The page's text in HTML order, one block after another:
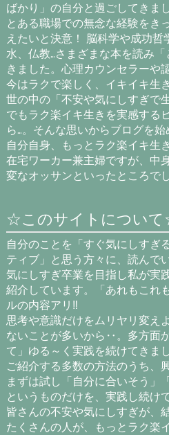
ばかり」の自分と過ごしてきまし
とある職場での無念な経験をき
えたいと決意！ 脳科学や成功
水、仏教…さまざまな本を読み
きました。心理カウンセラーや
今はラクで楽しく、イキイキ生
世の中の「不安や気にしすぎで
でもラク楽イキ生きを実感する
ら…。そんな思いからブログを始
自分自身、もっとラク楽イキ
在宅ワーカー兼主婦ですが、中
変なオッサンといったところで
☆このサイトについ
自分のことを「すぐ気にしすぎ
ティブ」と思う方々に、読んで
気にしすぎ卒業を目指し私が実
紹介しています。「あれもこれ
ルの内容アリ‼
思考や意識だけをムリヤリ変え
ないことが多いから‥。多方面
て」ゆる～く実践を続けてきまし
ご紹介する多数の方法のうち、
まずは試し「自分に合いそう」
というものだけを、実践し続け
皆さんの不安や気にしすぎが、
たくさんの人が、もっとラク楽